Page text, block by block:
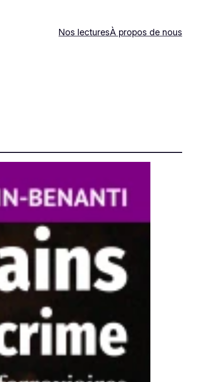
Nos lecturesÀ propos de nous